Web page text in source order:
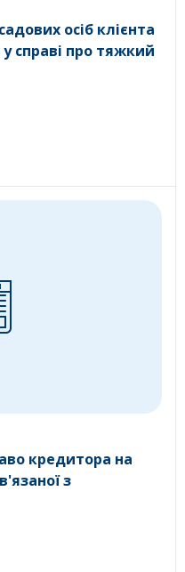
осіб клієнта
справі про тяжкий
кредитора на
з